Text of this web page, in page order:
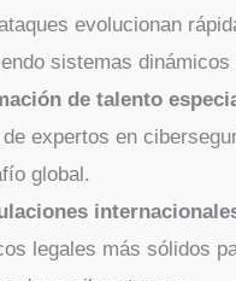
evolucionan
sistemas dinámicos
de talento
expertos en
global.
legales más sólidos